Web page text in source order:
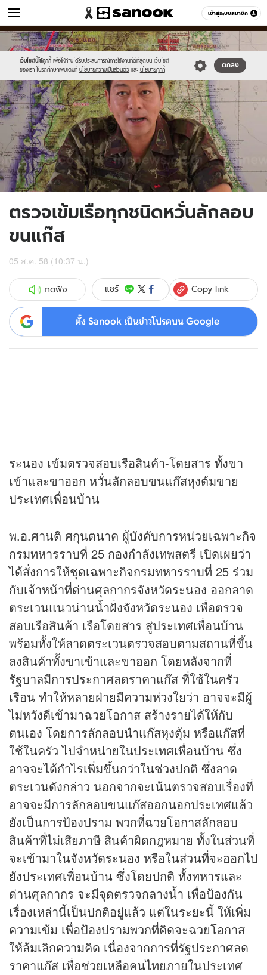
เข้าสู่ระบบสมาชิก
ข่าว หมวดอื่นๆ
เว็บไซต์นี้ใช้คุกกี้ เพื่อให้ท่านได้รับประสบการณ์การใช้งานที่ดีที่สุดบน เว็บไซต์
ของเรา โปรดศึกษาเพิ่มเติมที่ นโยบายความเป็นส่วนตัว และ นโยบายคุกกี้
ตกลง
Sanook
//s.isanook.com/sr/0/images/logo-
new-
sanook.png
600
60
//s.isanook.com/ns/0/ud/368/1842151/636826-
01.jpg
ตรวจเข้มเรือทุกชนิดหวั่นลักลอบ
ขนแก๊ส
05 ส.ค. 58 (10:37 น.)
กดฟัง แชร์ Copy link
ตั้ง Sanook เป็นข่าวโปรดบน Google
ระนอง เข้มตรวจสอบเรือสินค้า-โดยสาร ทั้งขา
เข้าและขาออก หวั่นลักลอบขนแก๊สหุงต้มขาย
ประเทศเพื่อนบ้าน
พ.อ.ศานติ ศกุนตนาค ผู้บังคับการหน่วยเฉพาะกิจ
กรมทหารราบที่ 25 กองกำลังเทพสตรี เปิดเผยว่า
ได้สั่งการให้ชุดเฉพาะกิจกรมทหารราบที่ 25 ร่วม
กับเจ้าหน้าที่ด่านศุลกากรจังหวัดระนอง ออกลาด
ตระเวนแนวน่านน้ำฝั่งจังหวัดระนอง เพื่อตรวจ
สอบเรือสินค้า เรือโดยสาร สู่ประเทศเพื่อนบ้าน
พร้อมทั้งให้ลาดตระเวนตรวจสอบตามสถานที่ขึ้น
ลงสินค้าทั้งขาเข้าและขาออก โดยหลังจากที่
รัฐบาลมีการประกาศลดราคาแก๊ส ที่ใช้ในครัว
เรือน ทำให้หลายฝ่ายมีความห่วงใยว่า อาจจะมีผู้
ไม่หวังดีเข้ามาฉวยโอกาส สร้างรายได้ให้กับ
ตนเอง โดยการลักลอบนำแก๊สหุงตุ้ม หรือแก๊สที่
ใช้ในครัว ไปจำหน่ายในประเทศเพื่อนบ้าน ซึ่ง
อาจจะได้กำไรเพิ่มขึ้นกว่าในช่วงปกติ ซึ่งลาด
ตระเวนดังกล่าว นอกจากจะเน้นตรวจสอบเรื่องที่
อาจจะมีการลักลอบขนแก๊สออกนอกประเทศแล้ว
ยังเป็นการป้องปราม พวกที่ฉวยโอกาสลักลอบ
สินค้าที่ไม่เสียภาษี สินค้าผิดกฎหมาย ทั้งในส่วนที่
จะเข้ามาในจังหวัดระนอง หรือในส่วนที่จะออกไป
ยังประเทศเพื่อนบ้าน ซึ่งโดยปกติ ทั้งทหารและ
ด่านศุลกากร จะมีจุดตรวจกลางน้ำ เพื่อป้องกัน
เรื่องเหล่านี้เป็นปกติอยู่แล้ว แต่ในระยะนี้ ให้เพิ่ม
ความเข้ม เพื่อป้องปรามพวกที่คิดจะฉวยโอกาส
ให้ล้มเลิกความคิด เนื่องจากการที่รัฐประกาศลด
ราคาแก๊ส เพื่อช่วยเหลือคนไทยภายในประเทศ